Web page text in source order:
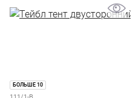
БОЛЬШЕ 10